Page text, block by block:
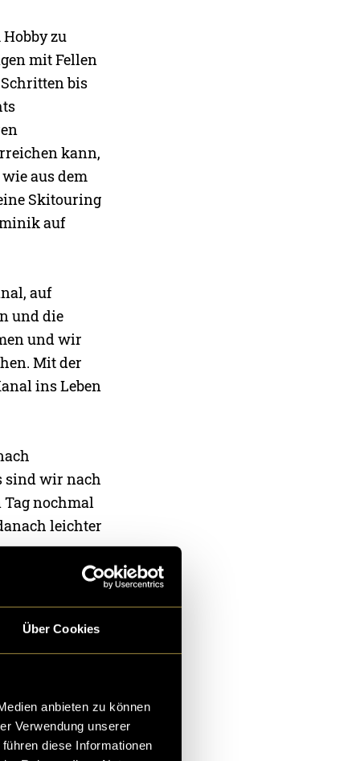
Über Cookies
anbieten zu können
Verwendung unserer
diese Informationen
zu
mit Fellen
bis
kann,
aus dem
Skitouring
auf
auf
und die
und wir
Mit der
ins Leben
sind wir nach
Tag nochmal
leichter
filmisch
warten zu
Gipfeln
und einige